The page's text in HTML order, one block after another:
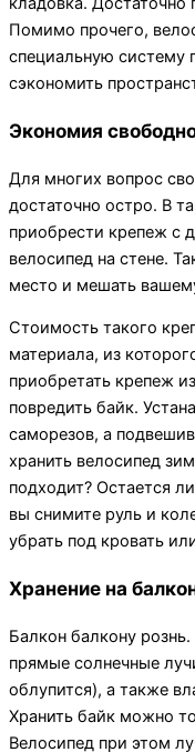
Помимо прочего,
специальную систему
сэкономить
Экономия
Для многих вопрос
достаточно остро. В
приобрести крепеж с
велосипед на стене.
место и мешать
Стоимость такого
материала, из
приобретать крепеж
повредить байк.
саморезов, а
хранить велосипед
подходит? Остается
вы снимите руль и
убрать под кровать
Хранение на
Балкон балкону
прямые солнечные
облупится), а также
Хранить байк можно
Велосипед при этом